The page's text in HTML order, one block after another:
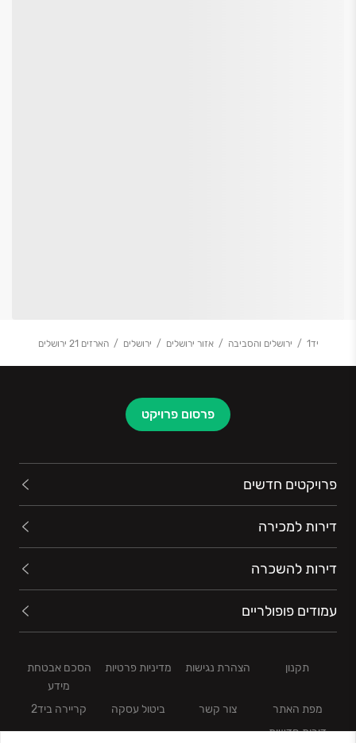
יד1 ירושלים והסביבה אזור ירושלים ירושלים הארזים 21 ירושלים
פרסום פרויקט
פרויקטים חדשים
דירות למכירה
דירות להשכרה
עמודים פופולריים
תקנון הצהרת נגישות מדיניות פרטיות
הסכם אבטחת
מידע
מפת האתר
צור קשר ביטול עסקה
קריירה ביד2
דירות חדשות